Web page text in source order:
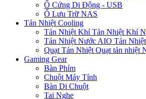
Ổ Cứng Di Động - USB
Ổ Lưu Trữ NAS
Tản Nhiệt Cooling
Tản Nhiệt KhíTản Nhiệt Khí
Tản Nhiệt Nước AIO Tản
Quạt Tản Nhiệt Quạt tản nhiệt
Gaming Gear
Bàn Phím
Chuột Máy Tính
Bàn Di Chuột
Tai Nghe